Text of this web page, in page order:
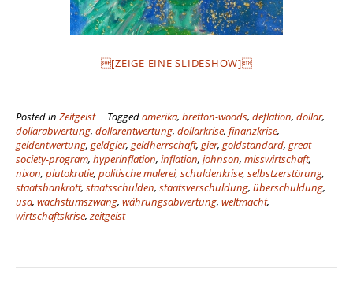
[ZEIGE EINE SLIDESHOW]
Posted in Zeitgeist Taggedamerika, bretton-woods, deflation, dollar,
dollarabwertung, dollarentwertung, dollarkrise, finanzkrise,
geldentwertung, geldgier, geldherrschaft, gier, goldstandard, great-
society-program, hyperinflation, inflation, johnson, misswirtschaft,
nixon, plutokratie, politische malerei, schuldenkrise, selbstzerstörung,
staatsbankrott, staatsschulden, staatsverschuldung, überschuldung,
usa, wachstumszwang, währungsabwertung, weltmacht,
wirtschaftskrise, zeitgeist